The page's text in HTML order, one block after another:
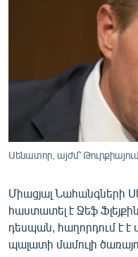
ՄԵԿՆԱԲԱՆՈՒԹՅՈՒՆ
ՏՏ ԵՒ ԻՆՏԵՐՆԵՏ
ՏԵՍԱՆՅՈՒԹԵՐ
ԲԱՆԱՎԵՃ
ՁԳՏԵԼՈՎ
Սենատոր, այժմ՝
Միացյալ Նահանգների
հաստատել է Ջեֆ
դեսպան, հաղորդում է է
պալատի մամուլի